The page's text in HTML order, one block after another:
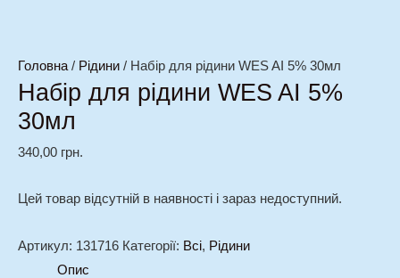
Головна/ Рідини / Набір для рідини WES AI 5% 30мл
Набір для рідини WES AI 5%
30мл
340,00 грн.
Цей товар відсутній в наявності і зараз недоступний.
Артикул: 131716 Категорії: Всі, Рідини
Опис